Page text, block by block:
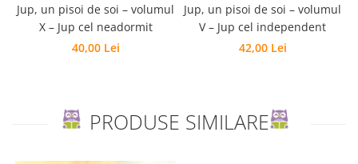
Jup, un pisoi de soi – volumul
X – Jup cel neadormit
40,00 Lei
Jup, un pisoi de soi – volumul
V – Jup cel independent
42,00 Lei
PRODUSE SIMILARE